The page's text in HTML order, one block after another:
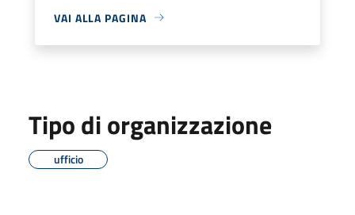
VAI ALLA PAGINA
Tipo di organizzazione
ufficio